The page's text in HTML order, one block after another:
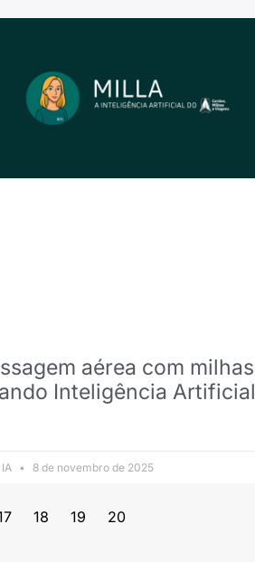
aérea com milhas
Inteligência Artificial
8 de novembro de 2025
18 19 20